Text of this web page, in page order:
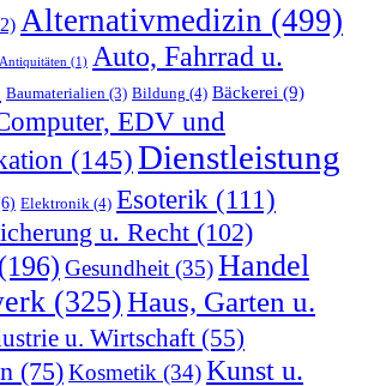
Alternativmedizin (499)
Antiquitäten (1) Auto, Fahrrad u.
Baumaterialien (3) Bildung (4) Bäckerei (9)
EDV und
(145)Dienstleistung
Elektronik (4) Esoterik (111)
u. Recht (102)
(196) Gesundheit (35)Handel
(325)Haus, Garten u.
u. Wirtschaft (55)
(75)Kosmetik (34)Kunst u.